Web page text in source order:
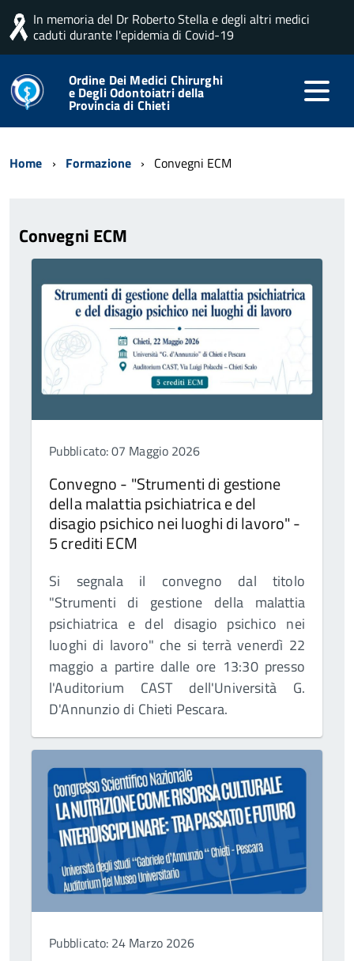
In memoria del Dr Roberto Stella e degli altri medici
caduti durante l'epidemia di Covid-19
Ordine Dei Medici Chirurghi
e Degli Odontoiatri della
Provincia di Chieti
Home Formazione Convegni ECM
Convegni ECM
Pubblicato: 07 Maggio 2026
Convegno - "Strumenti di gestione
della malattia psichiatrica e del
disagio psichico nei luoghi di lavoro" -
5 crediti ECM
Si segnala il convegno dal titolo
"Strumenti di gestione della malattia
psichiatrica e del disagio psichico nei
luoghi di lavoro" che si terrà venerdì 22
maggio a partire dalle ore 13:30 presso
l'Auditorium CAST dell'Università G.
D'Annunzio di Chieti Pescara.
Pubblicato: 24 Marzo 2026